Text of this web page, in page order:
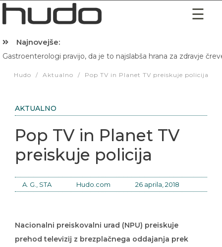
Najnovejše:
Gastroenterologi pravijo, da je to najslabša hrana za zdravje
Hudo / Aktualno / Pop TV in Planet TV preiskuje policija
AKTUALNO
Pop TV in Planet TV
preiskuje policija
A. G., STA Hudo.com 26 aprila, 2018
Nacionalni preiskovalni urad (NPU) preiskuje
prehod televizij z brezplačnega oddajanja prek